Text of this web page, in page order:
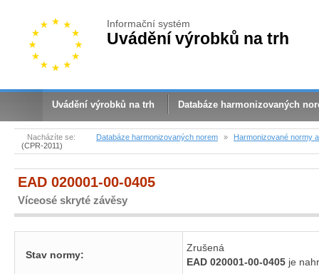
Informační systém
Uvádění výrobků na trh
Uvádění výrobků na trh Databáze harmonizovaných
Nacházíte se: Databáze harmonizovaných norem »
Harmonizované normy
(CPR-2011)
EAD 020001-00-0405
Víceosé skryté závěsy
Stav normy:
Zrušená
EAD 020001-00-0405 je